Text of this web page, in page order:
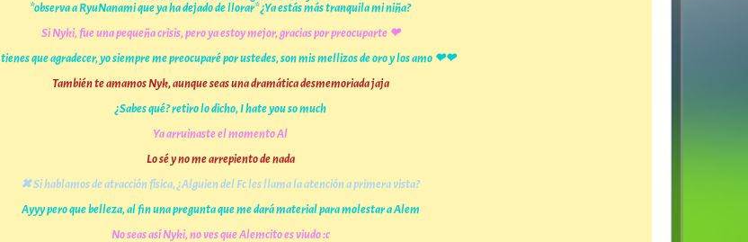
*observa a RyuNanami que ya ha dejado de llorar* ¿Ya estás más tranquila mi niña?
Si Nyki, fue una pequeña crisis, pero ya estoy mejor, gracias por preocuparte ❤
que agradecer, yo siempre me preocuparé por ustedes, son mis mellizos de oro y los amo ❤❤
También te amamos Nyk, aunque seas una dramática desmemoriada jaja
¿Sabes qué? retiro lo dicho, I hate you so much
Ya arruinaste el momento Al
Lo sé y no me arrepiento de nada
✖Si hablamos de atracción física, ¿Alguien del Fc les llama la atención a primera vista?
Ayyy pero que belleza, al fin una pregunta que me dará material para molestar a Alem
No seas así Nyki, no ves que Alemcito es viudo :c